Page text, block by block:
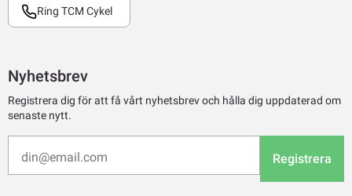
Ring TCM Cykel
Nyhetsbrev
Registrera dig för att få vårt nyhetsbrev och hålla dig uppdaterad om
senaste nytt.
Registrera